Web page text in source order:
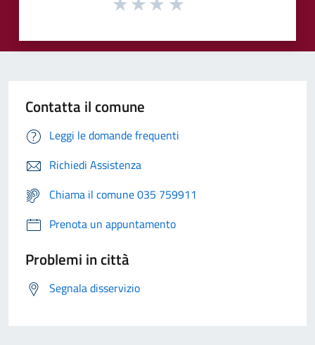
Contatta il comune
Leggi le domande frequenti
Richiedi Assistenza
Chiama il comune 035 759911
Prenota un appuntamento
Problemi in città
Segnala disservizio